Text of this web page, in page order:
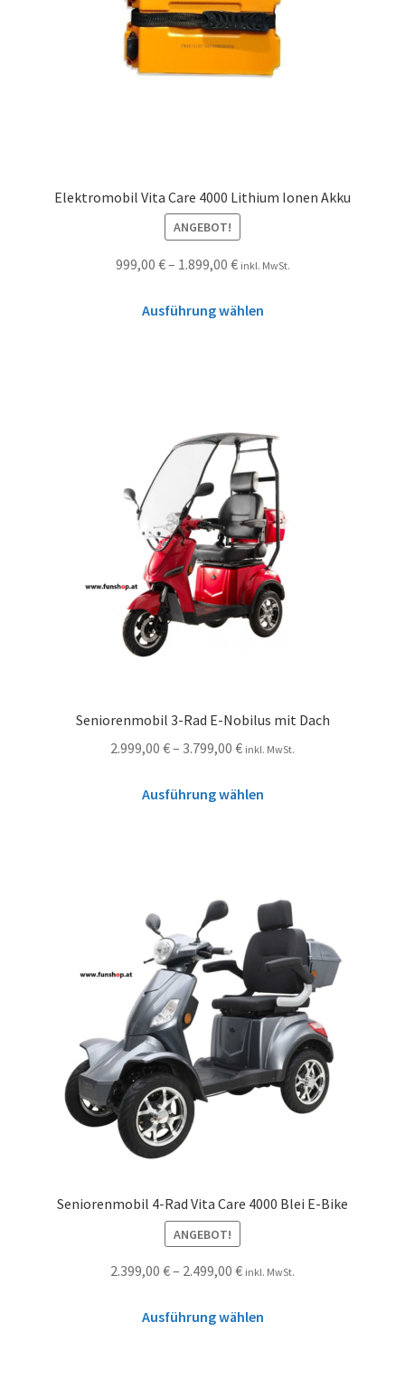
Elektromobil Vita Care 4000 Lithium Ionen Akku
ANGEBOT!
999,00 €– 1.899,00 € inkl. MwSt.
Ausführung wählen
Seniorenmobil 3-Rad E-Nobilus mit Dach
2.999,00 €– 3.799,00 € inkl. MwSt.
Ausführung wählen
Seniorenmobil 4-Rad Vita Care 4000 Blei E-Bike
ANGEBOT!
2.399,00 €– 2.499,00 € inkl. MwSt.
Ausführung wählen